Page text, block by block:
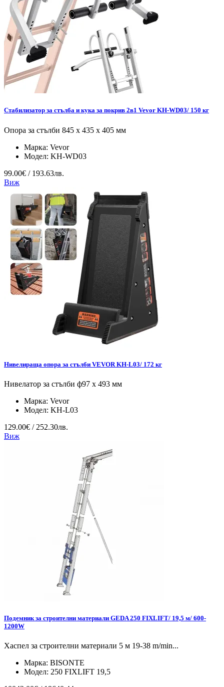
Стабилизатор за стълба и кука за покрив 2в1 Vevor KH-WD03/ 150 кг
Опора за стълби 845 x 435 x 405 мм
Марка: Vevor
Модел: KH-WD03
99.00€ / 193.63лв.
Виж
Нивелираща опора за стълби VEVOR KH-L03/ 172 кг
Нивелатор за стълби ф97 x 493 мм
Марка: Vevor
Модел: KH-L03
129.00€ / 252.30лв.
Виж
Подемник за строителни материали GEDA 250 FIXLIFT/ 19,5 м/ 600-
1200W
Хаспел за строителни материали 5 м 19-38 m/min...
Марка: BISONTE
Модел: 250 FIXLIFT 19,5